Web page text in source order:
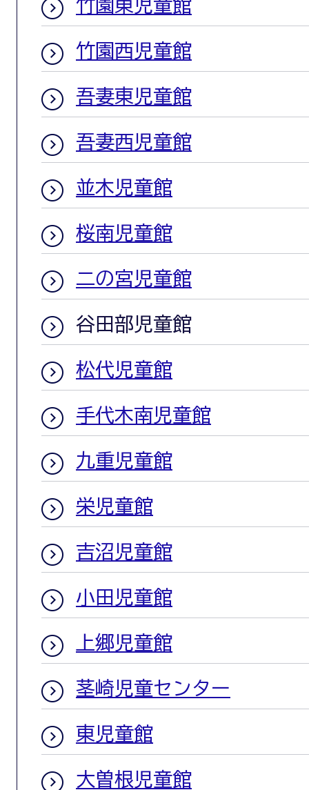
竹園東児童館
竹園西児童館
吾妻東児童館
吾妻西児童館
並木児童館
桜南児童館
二の宮児童館
谷田部児童館
松代児童館
手代木南児童館
九重児童館
栄児童館
吉沼児童館
小田児童館
上郷児童館
茎崎児童センター
東児童館
大曽根児童館